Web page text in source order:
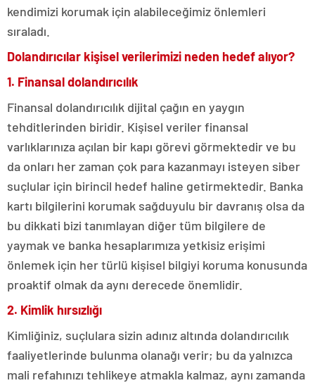
kendimizi korumak için alabileceğimiz önlemleri
sıraladı.
Dolandırıcılar kişisel verilerimizi neden hedef alıyor?
1. Finansal dolandırıcılık
Finansal dolandırıcılık dijital çağın en yaygın
tehditlerinden biridir. Kişisel veriler finansal
varlıklarınıza açılan bir kapı görevi görmektedir ve bu
da onları her zaman çok para kazanmayı isteyen siber
suçlular için birincil hedef haline getirmektedir. Banka
kartı bilgilerini korumak sağduyulu bir davranış olsa da
bu dikkati bizi tanımlayan diğer tüm bilgilere de
yaymak ve banka hesaplarımıza yetkisiz erişimi
önlemek için her türlü kişisel bilgiyi koruma konusunda
proaktif olmak da aynı derecede önemlidir.
2. Kimlik hırsızlığı
Kimliğiniz, suçlulara sizin adınız altında dolandırıcılık
faaliyetlerinde bulunma olanağı verir; bu da yalnızca
mali refahınızı tehlikeye atmakla kalmaz, aynı zamanda